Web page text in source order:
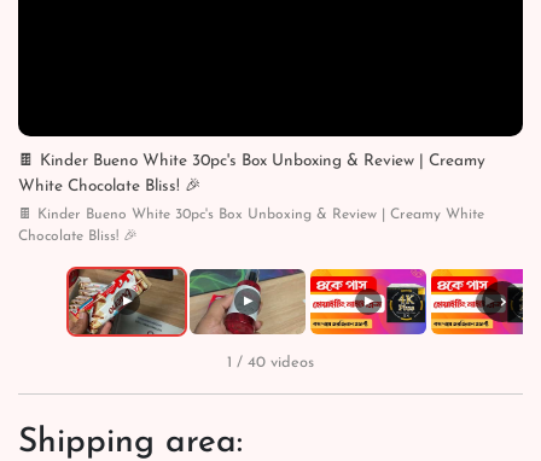
🍫 Kinder Bueno White 30pc's Box Unboxing & Review | Creamy
White Chocolate Bliss! 🎉
🍫 Kinder Bueno White 30pc's Box Unboxing & Review | Creamy White
Chocolate Bliss! 🎉
▶ ▶ ▶ ▶ ›
1 / 40 videos
Shipping area: